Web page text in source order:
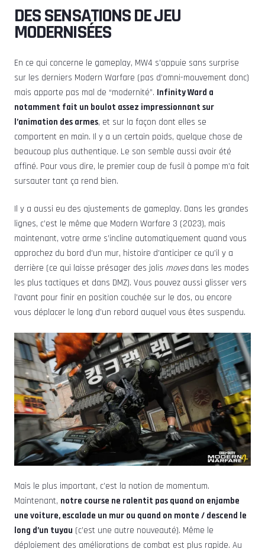
DES SENSATIONS DE JEU
MODERNISÉES
En ce qui concerne le gameplay, MW4 s’appuie sans surprise
sur les derniers Modern Warfare (pas d’omni-mouvement donc)
mais apporte pas mal de “modernité”. Infinity Ward a
notamment fait un boulot assez impressionnant sur
l’animation des armes, et sur la façon dont elles se
comportent en main. Il y a un certain poids, quelque chose de
beaucoup plus authentique. Le son semble aussi avoir été
affiné. Pour vous dire, le premier coup de fusil à pompe m’a fait
sursauter tant ça rend bien.
Il y a aussi eu des ajustements de gameplay. Dans les grandes
lignes, c’est le même que Modern Warfare 3 (2023), mais
maintenant, votre arme s’incline automatiquement quand vous
approchez du bord d’un mur, histoire d’anticiper ce qu’il y a
derrière (ce qui laisse présager des jolis movesdans les modes
les plus tactiques et dans DMZ). Vous pouvez aussi glisser vers
l’avant pour finir en position couchée sur le dos, ou encore
vous déplacer le long d’un rebord auquel vous êtes suspendu.
Mais le plus important, c’est la notion de momentum.
Maintenant, notre course ne ralentit pas quand on enjambe
une voiture, escalade un mur ou quand on monte / descend le
long d’un tuyau (c’est une autre nouveauté). Même le
déploiement des améliorations de combat est plus rapide. Au